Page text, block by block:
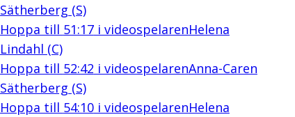
Sätherberg (S)
Hoppa till 51:17i videospelarenHelena
Lindahl (C)
Hoppa till 52:42 i videospelarenAnna-Caren
Sätherberg (S)
Hoppa till 54:10i videospelarenHelena